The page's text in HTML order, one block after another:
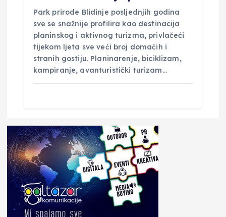
Park prirode Blidinje posljednjih godina
sve se snažnije profilira kao destinacija
planinskog i aktivnog turizma, privlačeći
tijekom ljeta sve veći broj domaćih i
stranih gostiju. Planinarenje, biciklizam,
kampiranje, avanturistički turizam…